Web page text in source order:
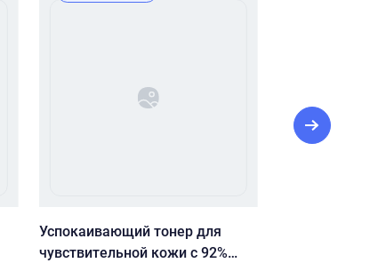
Успокаивающий тонер для
чувствительной кожи с 92%